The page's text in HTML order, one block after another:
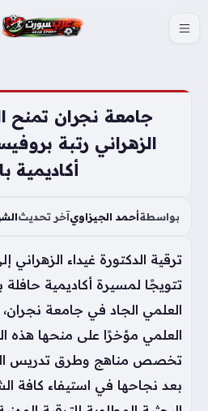
جامعة نجران تمنح
الزهراني رتبة
أكاديمية
بواسطةأحمد الجيزاويآخر تحديث
ترقية الدكتورة غيداء الزهراني
تتويجًا لمسيرة أكاديمية حافلة
العلمي الجاد في جامعة
العلمي مؤخرًا على منحها هذه
تخصص مناهج وطرق تدريس
بعد نجاحها في استيفاء كافة